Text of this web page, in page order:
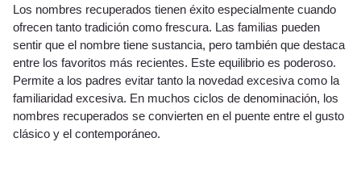
Los nombres recuperados tienen éxito especialmente cuando
ofrecen tanto tradición como frescura. Las familias pueden
sentir que el nombre tiene sustancia, pero también que destaca
entre los favoritos más recientes. Este equilibrio es poderoso.
Permite a los padres evitar tanto la novedad excesiva como la
familiaridad excesiva. En muchos ciclos de denominación, los
nombres recuperados se convierten en el puente entre el gusto
clásico y el contemporáneo.